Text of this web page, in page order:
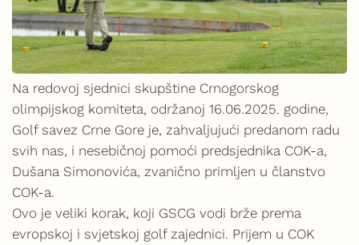
Na redovoj sjednici skupštine Crnogorskog
olimpijskog komiteta, održanoj 16.06.2025. godine,
Golf savez Crne Gore je, zahvaljujući predanom radu
svih nas, i nesebičnoj pomoći predsjednika COK-a,
Dušana Simonovića, zvanično primljen u članstvo
COK-a.
Ovo je veliki korak, koji GSCG vodi brže prema
evropskoj i svjetskoj golf zajednici. Prijem u COK